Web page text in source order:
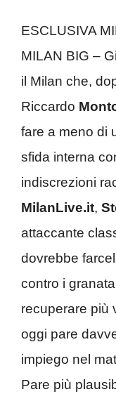
ESCLUSIVA
MILAN BIG –
il Milan che,
Riccardo
fare a meno di
sfida interna
indiscrezioni
MilanLive.it,
attaccante
dovrebbe
contro i
recuperare più
oggi pare
impiego nel
Pare più